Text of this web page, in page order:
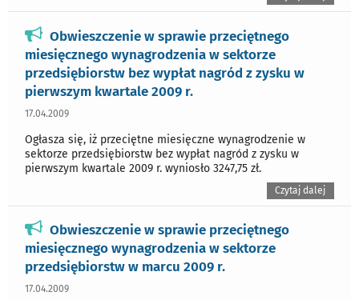
Obwieszczenie w sprawie przeciętnego
miesięcznego wynagrodzenia w sektorze
przedsiębiorstw bez wypłat nagród z zysku w
pierwszym kwartale 2009 r.
17.04.2009
Ogłasza się, iż przeciętne miesięczne wynagrodzenie w
sektorze przedsiębiorstw bez wypłat nagród z zysku w
pierwszym kwartale 2009 r. wyniosło 3247,75 zł.
Czytaj dalej
Obwieszczenie w sprawie przeciętnego
miesięcznego wynagrodzenia w sektorze
przedsiębiorstw w marcu 2009 r.
17.04.2009